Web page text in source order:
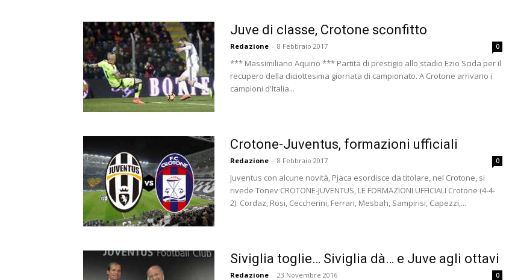
Juve di classe, Crotone sconfitto
Redazione - 8 Febbraio 2017 0
*** Massimiliano Aquino *** Partita di prestigio allo stadio Ezio Scida per il
recupero della diciottesima giornata di campionato. A Crotone arrivano i
campioni d'Italia...
Crotone-Juventus, formazioni ufficiali
Redazione - 8 Febbraio 2017 0
Juventus con alcune novità, Pjaca esordisce da titolare, nel Crotone, si
rivede Tonev CROTONE-JUVENTUS, LE FORMAZIONI UFFICIALI Crotone (4-4-
2): Cordaz, Rosi, Ceccherini, Ferrari, Mesbah, Sampirisi, Capezzi,...
Siviglia toglie… Siviglia dà… e Juve agli ottavi
Redazione - 23 Novembre 2016 0